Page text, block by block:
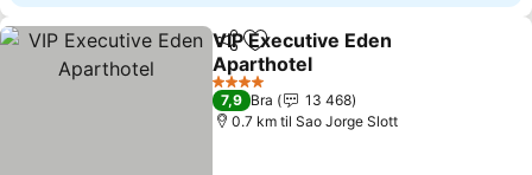
Del Legg til i favoritter
VIP Executive Eden
Aparthotel
4 Stjerner
7,9 Bra
13 468
0.7 km til Sao Jorge Slott